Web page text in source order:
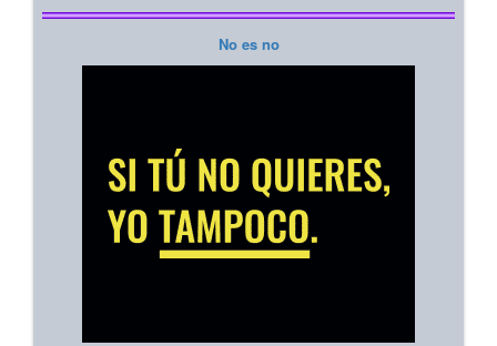
No es no